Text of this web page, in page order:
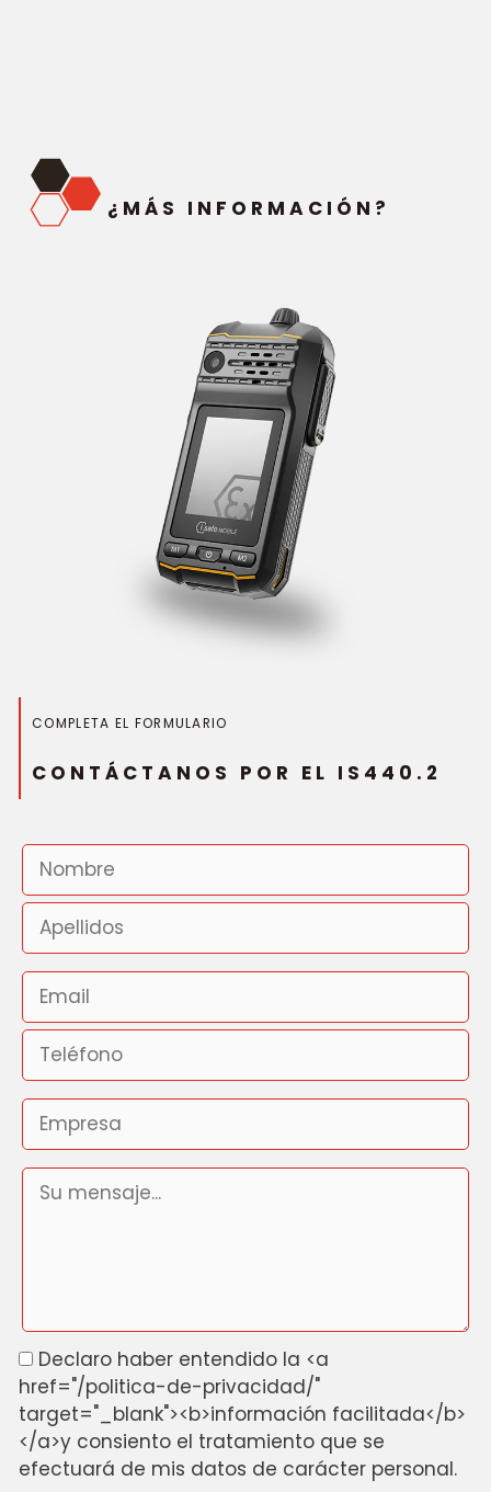
¿MÁS INFORMACIÓN?
COMPLETA EL FORMULARIO
CONTÁCTANOS POR EL IS440.2
Declaro haber entendido la <a
href="/politica-de-privacidad/"
target="_blank"><b>información facilitada</b>
</a>y consiento el tratamiento que se
efectuará de mis datos de carácter personal.